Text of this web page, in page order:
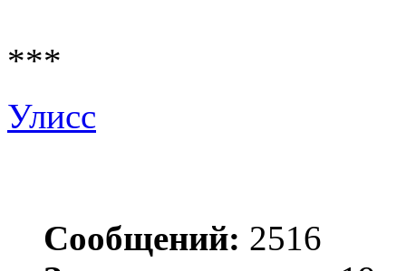
***
Улисс
Сообщений: 2516